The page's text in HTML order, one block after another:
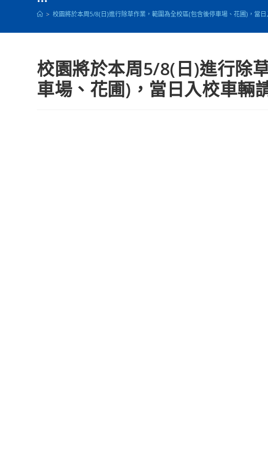
> 校園將於本周5/8(日)進行除草作業，範圍為全校區(包含後停車場、花圃)，當
校園將於本周5/8(日)進行除
車場、花圃)，當日入校車輛